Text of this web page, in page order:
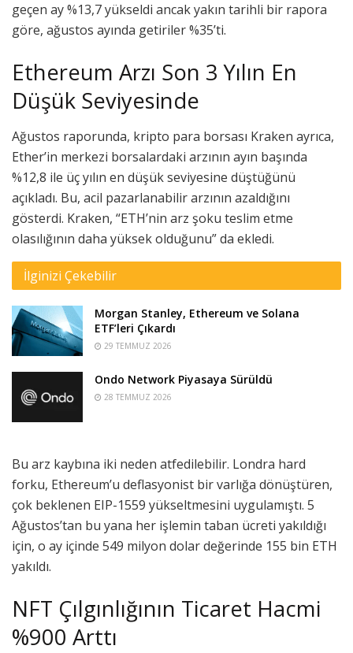
geçen ay %13,7 yükseldi ancak yakın tarihli bir rapora
göre, ağustos ayında getiriler %35’ti.
Ethereum Arzı Son 3 Yılın En
Düşük Seviyesinde
Ağustos raporunda, kripto para borsası Kraken ayrıca,
Ether’in merkezi borsalardaki arzının ayın başında
%12,8 ile üç yılın en düşük seviyesine düştüğünü
açıkladı. Bu, acil pazarlanabilir arzının azaldığını
gösterdi. Kraken, “ETH’nin arz şoku teslim etme
olasılığının daha yüksek olduğunu” da ekledi.
İlginizi Çekebilir
Morgan Stanley, Ethereum ve Solana
ETF’leri Çıkardı
29 TEMMUZ 2026
Ondo Network Piyasaya Sürüldü
28 TEMMUZ 2026
Bu arz kaybına iki neden atfedilebilir. Londra hard
forku, Ethereum’u deflasyonist bir varlığa dönüştüren,
çok beklenen EIP-1559 yükseltmesini uygulamıştı. 5
Ağustos’tan bu yana her işlemin taban ücreti yakıldığı
için, o ay içinde 549 milyon dolar değerinde 155 bin ETH
yakıldı.
NFT Çılgınlığının Ticaret Hacmi
%900 Arttı